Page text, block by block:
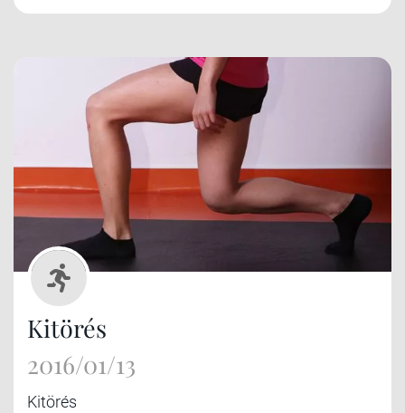
Kitörés
2016/01/13
Kitörés